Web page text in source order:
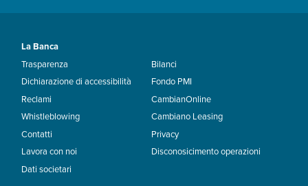
La Banca
Trasparenza
Dichiarazione di accessibilità
Reclami
Whistleblowing
Contatti
Lavora con noi
Dati societari
Bilanci
Fondo PMI
CambianOnline
Cambiano Leasing
Privacy
Disconosicimento operazioni